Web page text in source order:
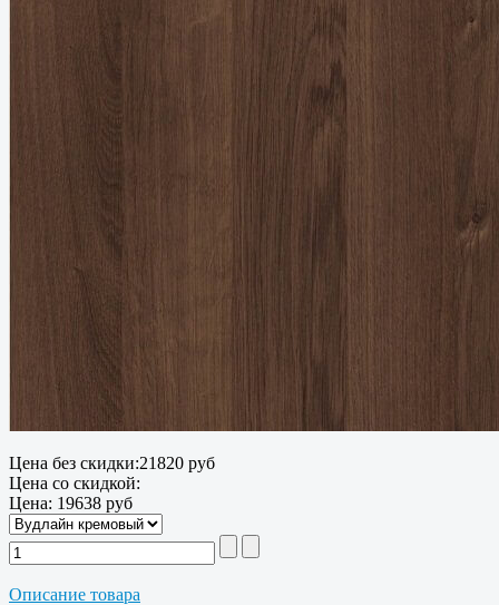
Цена без скидки:21820 руб
Цена со скидкой:
Цена: 19638 руб
Описание товара